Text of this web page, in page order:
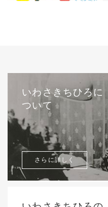
いわさきちひろに
ついて
さらに詳しく